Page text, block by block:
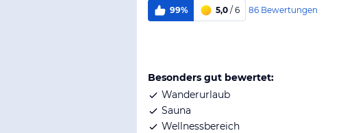
99% 5,0 / 6 86 Bewertungen
Besonders gut bewertet:
Wanderurlaub
Sauna
Wellnessbereich